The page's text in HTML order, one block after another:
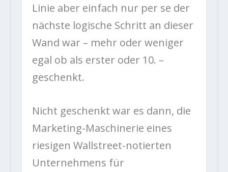
Linie aber einfach nur per se der
nächste logische Schritt an dieser
Wand war – mehr oder weniger
egal ob als erster oder 10. –
geschenkt.
Nicht geschenkt war es dann, die
Marketing-Maschinerie eines
riesigen Wallstreet-notierten
Unternehmens für